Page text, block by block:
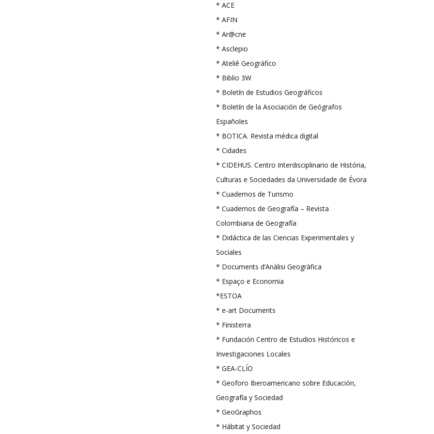
* ACE
* AFIN
* Ar@cne
* Asclepio
* Ateliê Geográfico
* Biblio 3W
* Boletín de Estudios Geográficos
* Boletín de la Asociación de Geógrafos
Españoles
* BOTICA. Revista médica digital
* Cidades
* CIDEHUS. Centro Interdisciplinario de História,
Culturas e Sociedades da Universidade de Évora
* Cuadernos de Turismo
* Cuadernos de Geografía – Revista
Colombiana de Geografía
* Didáctica de las Ciencias Experimentales y
Sociales
* Documents d’Anàlisi Geogràfica
* Espaço e Economia
*ESTOA
* e-art Documents
* Finisterra
* Fundación Centro de Estudios Históricos e
Investigaciones Locales
* GEA-CLÍO
* Geoforo Iberoamericano sobre Educación,
Geografía y Sociedad
* GeoGraphos
* Hábitat y Sociedad